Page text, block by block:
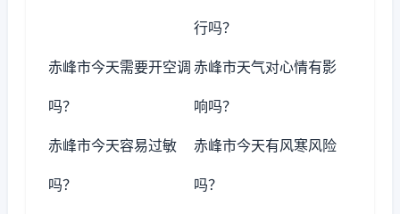
行吗？
赤峰市今天需要开空调
吗？
赤峰市天气对心情有影
响吗？
赤峰市今天容易过敏
吗？
赤峰市今天有风寒风险
吗？